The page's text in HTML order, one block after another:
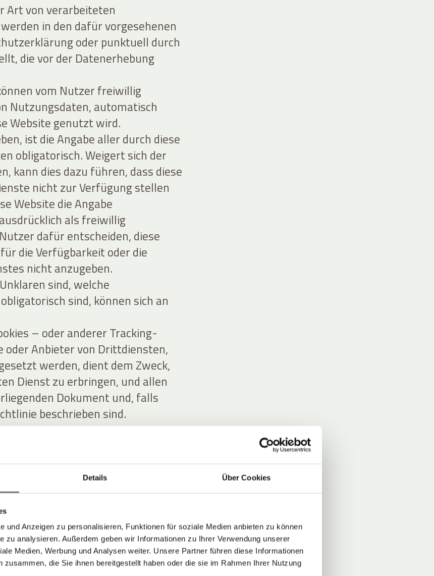
Details Über Cookies
und Anzeigen zu personalisieren, Funktionen für soziale Medien anbieten zu können
zu analysieren. Außerdem geben wir Informationen zu Ihrer Verwendung unserer
Medien, Werbung und Analysen weiter. Unsere Partner führen diese Informationen
zusammen, die Sie ihnen bereitgestellt haben oder die sie im Rahmen Ihrer Nutzung
Art von verarbeiteten
in den dafür vorgesehenen
oder punktuell durch
die vor der Datenerhebung
vom Nutzer freiwillig
Nutzungsdaten, automatisch
Website genutzt wird.
ist die Angabe aller durch diese
obligatorisch. Weigert sich der
kann dies dazu führen, dass diese
nicht zur Verfügung stellen
Website die Angabe
als freiwillig
dafür entscheiden, diese
die Verfügbarkeit oder die
nicht anzugeben.
sind, welche
sind, können sich an
– oder anderer Tracking-
oder Anbieter von Drittdiensten,
werden, dient dem Zweck,
Dienst zu erbringen, und allen
Dokument und, falls
beschrieben sind.
Daten Dritter
Website beschafft,
werden, und bestätigen,
Übermittlung personenbezogener
Website eingeholt haben.